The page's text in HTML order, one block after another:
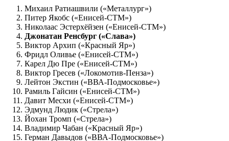
Михаил Ратиашвили («Металлург»)
Питер Якобс («Енисей-СТМ»)
Николаас Эстерхёйзен («Енисей-СТМ»)
Джонатан Ренсбург («Слава»)
Виктор Архип («Красный Яр»)
Фридл Оливье («Енисей-СТМ»)
Карел Дю Пре («Енисей-СТМ»)
Виктор Гресев («Локомотив-Пенза»)
Лейтон Экстин («ВВА-Подмосковье»)
Рамиль Гайсин («Енисей-СТМ»)
Давит Месхи («Енисей-СТМ»)
Эдмунд Людик («Стрела»)
Йохан Тромп («Стрела»)
Владимир Чабан («Красный Яр»)
Герман Давыдов («ВВА-Подмосковье»)